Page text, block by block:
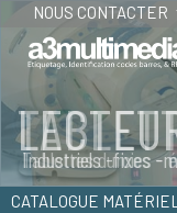
NOUS CONTACTER
Industriels -fixes -
Tablettes durcies -
CATALOGUE MATÉRIEL